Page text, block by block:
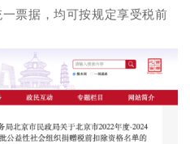
票据，均可按规定享受税前